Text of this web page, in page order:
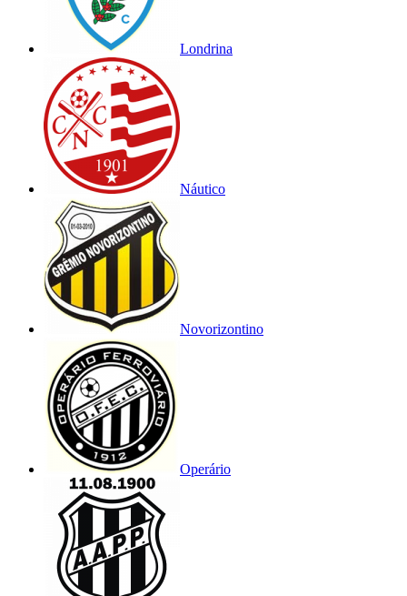
Londrina
Náutico
Novorizontino
Operário